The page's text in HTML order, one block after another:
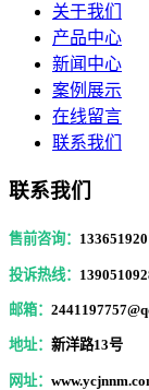
关于我们
产品中心
新闻中心
案例展示
在线留言
联系我们
联系我们
售前咨询：
投诉热线：
邮箱：
地址： 新洋路13号
网址：